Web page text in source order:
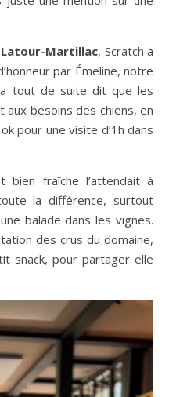
Martillac, Scratch a
par Émeline, notre
a tout de suite dit que les
besoins des chiens, en
pour une visite d’1h dans
bien fraîche l’attendait à
la différence, surtout
balade dans les vignes.
des crus du domaine,
snack, pour partager elle